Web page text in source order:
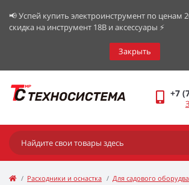
📢 Успей купить электроинструмент по ценам
скидка на инструмент 18В и аксессуары ⚡️
Закрыть
+7
Расходники и оснастка Для садового